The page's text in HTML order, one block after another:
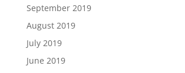
September 2019
August 2019
July 2019
June 2019